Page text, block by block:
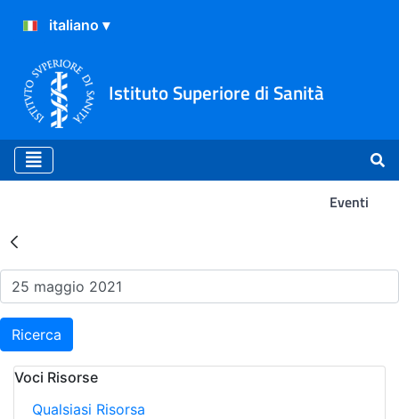
Istituto Superiore di Sanità
Eventi
Risultati della Ricerca -
Ricerca
Voci Risorse
Qualsiasi Risorsa